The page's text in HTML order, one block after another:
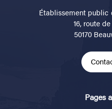
Établissement public
16, route
50170
Pages